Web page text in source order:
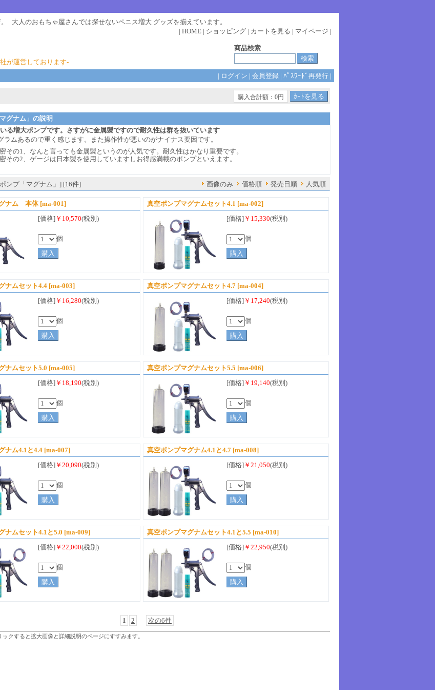
大人のおもちゃ屋さんでは探せないペニス増大 グッズを揃えています。
| HOME | ショッピング | カートを見る | マイページ |
が運営しております-
商品検索
| ログイン | 会員登録 | ﾊﾟｽﾜｰﾄﾞ再発行 |
購入合計額：0円
グナム」の説明
る増大ポンプです。さすがに金属製ですので耐久性は群を抜いています
ラムあるので重く感じます。また操作性が悪いのがナイナス要因です。
その1、なんと言っても金属製というのが人気です。耐久性はかなり重要です。
その2、ゲージは日本製を使用していますしお得感満載のポンプといえます。
ンプ「マグナム」] [16件] 画像のみ 価格順 発売日順 人気順
ナム 本体[ma-001]
[価格] ￥10,570(税別)
個
真空ポンプマグナムセット4.1 [ma-002]
[価格] ￥15,330(税別)
個
ナムセット4.4 [ma-003]
[価格] ￥16,280(税別)
個
真空ポンプマグナムセット4.7 [ma-004]
[価格] ￥17,240(税別)
個
ナムセット5.0 [ma-005]
[価格] ￥18,190(税別)
個
真空ポンプマグナムセット5.5 [ma-006]
[価格] ￥19,140(税別)
個
ナム4.1と4.4 [ma-007]
[価格] ￥20,090(税別)
個
真空ポンプマグナム4.1と4.7 [ma-008]
[価格] ￥21,050(税別)
個
ナムセット4.1と5.0 [ma-009]
[価格] ￥22,000(税別)
個
真空ポンプマグナムセット4.1と5.5 [ma-010]
[価格] ￥22,950(税別)
個
1 2 次の6件
クすると拡大画像と詳細説明のページにすすみます。